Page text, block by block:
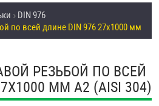
инструмент
DIN 976
по всей длине DIN 976 27х1000 мм
РЕЗЬБОЙ ПО ВСЕЙ
ММ А2 (AISI 304)